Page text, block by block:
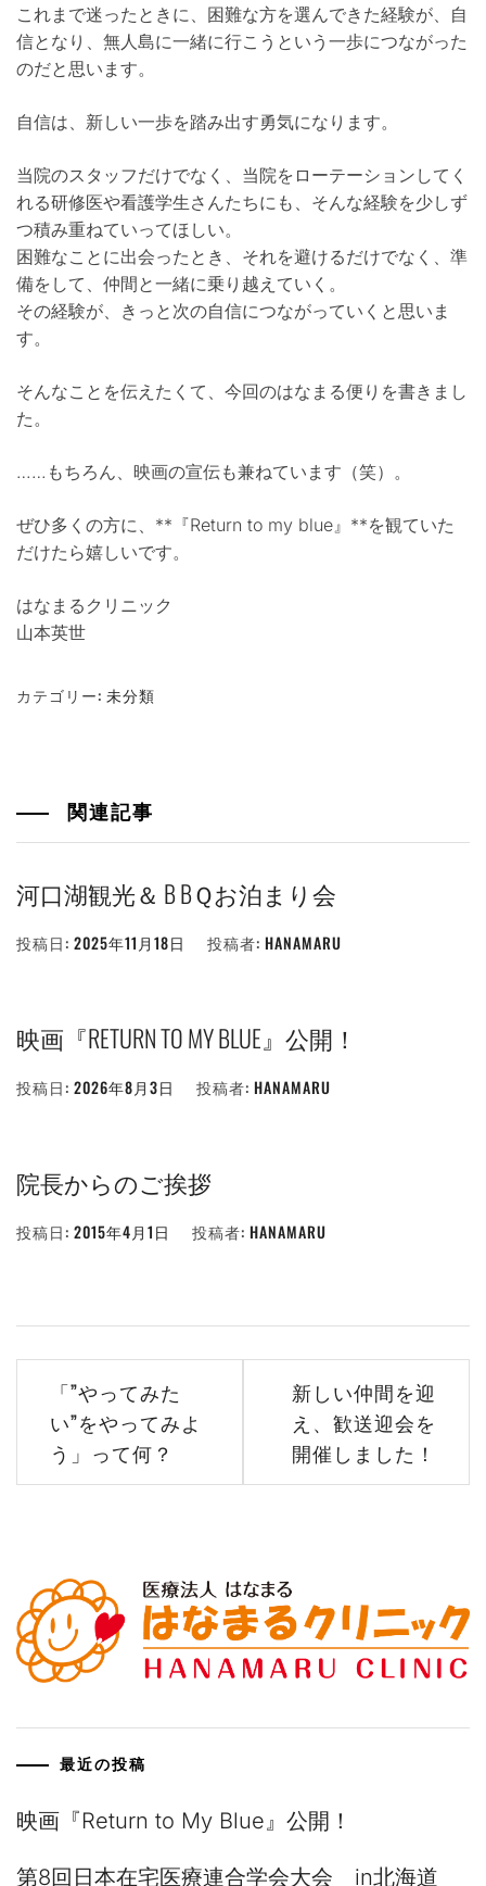
これまで迷ったときに、困難な方を選んできた経験が、自
信となり、無人島に一緒に行こうという一歩につながった
のだと思います。
自信は、新しい一歩を踏み出す勇気になります。
当院のスタッフだけでなく、当院をローテーションしてく
れる研修医や看護学生さんたちにも、そんな経験を少しず
つ積み重ねていってほしい。
困難なことに出会ったとき、それを避けるだけでなく、準
備をして、仲間と一緒に乗り越えていく。
その経験が、きっと次の自信につながっていくと思いま
す。
そんなことを伝えたくて、今回のはなまる便りを書きまし
た。
……もちろん、映画の宣伝も兼ねています（笑）。
ぜひ多くの方に、**『Return to my blue』**を観ていた
だけたら嬉しいです。
はなまるクリニック
山本英世
カテゴリー: 未分類
関連記事
河口湖観光＆ B BＱお泊まり会
投稿日: 2025年11月18日 投稿者: HANAMARU
映画『RETURN TO MY BLUE』公開！
投稿日: 2026年8月3日 投稿者: HANAMARU
院長からのご挨拶
投稿日: 2015年4月1日 投稿者: HANAMARU
ー
シ
ョ
「”やってみた
い”をやってみよ
う」って何？
新しい仲間を迎
え、歓送迎会を
開催しました！
最近の投稿
映画『Return to My Blue』公開！
第8回日本在宅医療連合学会大会 in北海道